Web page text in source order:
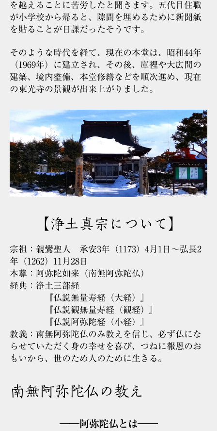
を越えることに苦労したと聞きます。五代目住職
が小学校から帰ると、隙間を埋めるために新聞紙
を貼ることが日課だったそうです。
そのような時代を経て、現在の本堂は、昭和44年
（1969年）に建立され、その後、庫裡や大広間の
建築、境内整備、本堂修繕などを順次進め、現在
の東光寺の景観が出来上がりました。
【浄土真宗について】
宗祖：親鸞聖人 承安3年（1173）4月1日～弘長2
年（1262）11月28日
本尊：阿弥陀如来（南無阿弥陀仏）
経典：浄土三部経
『仏説無量寿経（大経）』
『仏説観無量寿経（観経）』
『仏説阿弥陀経（小経）』
教義：南無阿弥陀仏のみ教えを信じ、必ず仏にな
らせていただく身の幸せを喜び、つねに報恩のお
もいから、世のため人のために生きる。
南無阿弥陀仏の教え
――阿弥陀仏とは――